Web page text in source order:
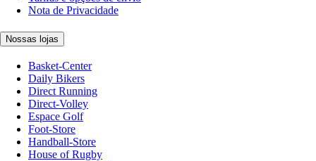
Nota de Privacidade
Nossas lojas
Basket-Center
Daily Bikers
Direct Running
Direct-Volley
Espace Golf
Foot-Store
Handball-Store
House of Rugby